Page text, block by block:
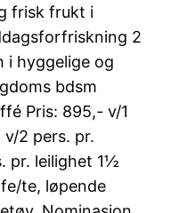
frisk frukt i
2
i hyggelige og
bdsm
Pris: 895,- v/1
2 pers. pr.
pr. leilighet 1½
te, løpende